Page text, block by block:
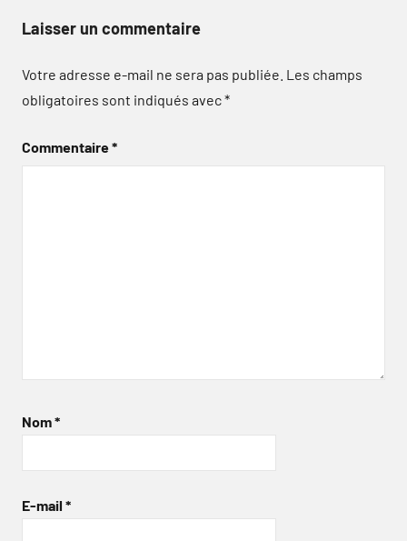
Laisser un commentaire
Votre adresse e-mail ne sera pas publiée. Les champs
obligatoires sont indiqués avec*
Commentaire*
Nom*
E-mail *